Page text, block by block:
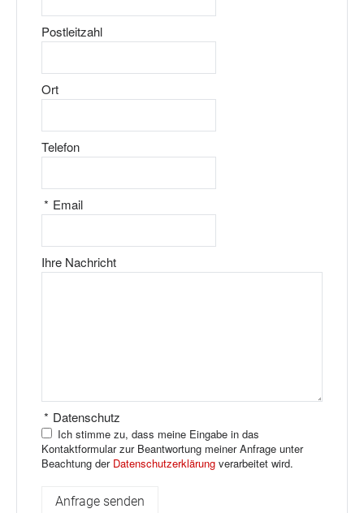
Postleitzahl
Ort
Telefon
Email
*
Ihre Nachricht
Datenschutz
*
Ich stimme zu, dass meine Eingabe in das
Kontaktformular zur Beantwortung meiner Anfrage unter
Beachtung der Datenschutzerklärung verarbeitet wird.